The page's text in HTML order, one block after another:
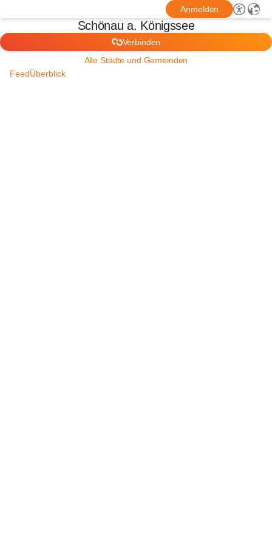
Anmelden
Schönau a. Königssee
Verbinden
Alle Städte und Gemeinden
FeedÜberblick